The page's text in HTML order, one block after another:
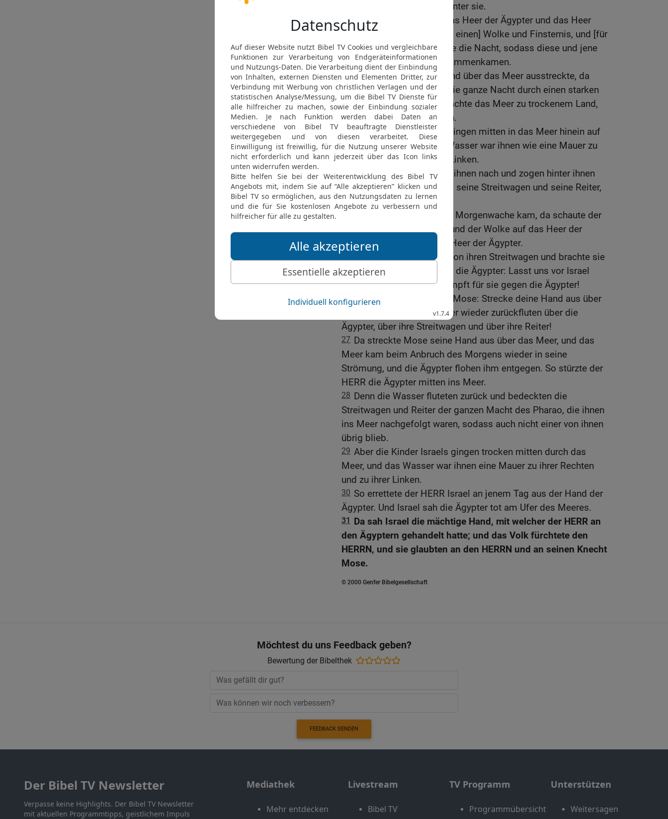
machte sich auf und trat hinter sie.
20 So kam sie zwischen das Heer der Ägypter und das Heer
Israels; und sie war [für die einen] Wolke und Finsternis, und [für
die anderen] erleuchtete sie die Nacht, sodass diese und jene
die ganze Nacht nicht zusammenkamen.
21 Als nun Mose seine Hand über das Meer ausstreckte, da
trieb der HERR das Meer die ganze Nacht durch einen starken
Ostwind hinweg; und er machte das Meer zu trockenem Land,
und die Wasser teilten sich.
22 Und die Kinder Israels gingen mitten in das Meer hinein auf
dem Trockenen, und das Wasser war ihnen wie eine Mauer zu
ihrer Rechten und zu ihrer Linken.
Die Ägypter aber jagten ihnen nach und zogen hinter ihnen
her, alle Rosse des Pharao, seine Streitwagen und seine Reiter,
mitten ins Meer.
Und es geschah, als die Morgenwache kam, da schaute der
HERR aus der Feuersäule und der Wolke auf das Heer der
Ägypter und verwirrte das Heer der Ägypter.
Und er löste die Räder von ihren Streitwagen und brachte sie
ins Gedränge. Da sprachen die Ägypter: Lasst uns vor Israel
fliehen, denn der HERR kämpft für sie gegen die Ägypter!
26
Da sprach der HERR zu Mose: Strecke deine Hand aus über
das Meer, damit die Wasser wieder zurückfluten über die
Ägypter, über ihre Streitwagen und über ihre Reiter!
27 Da streckte Mose seine Hand aus über das Meer, und das
Meer kam beim Anbruch des Morgens wieder in seine
Strömung, und die Ägypter flohen ihm entgegen. So stürzte der
HERR die Ägypter mitten ins Meer.
28 Denn die Wasser fluteten zurück und bedeckten die
Streitwagen und Reiter der ganzen Macht des Pharao, die ihnen
ins Meer nachgefolgt waren, sodass auch nicht einer von ihnen
übrig blieb.
29 Aber die Kinder Israels gingen trocken mitten durch das
Meer, und das Wasser war ihnen eine Mauer zu ihrer Rechten
und zu ihrer Linken.
30 So errettete der HERR Israel an jenem Tag aus der Hand der
Ägypter. Und Israel sah die Ägypter tot am Ufer des Meeres.
31
Da sah Israel die mächtige Hand, mit welcher der HERR an
den Ägyptern gehandelt hatte; und das Volk fürchtete den
HERRN, und sie glaubten an den HERRN und an seinen Knecht
Mose.
© 2000 Genfer Bibelgesellschaft
Möchtest du uns Feedback geben?
Bewertung der Bibelthek
FEEDBACK SENDEN
Der Bibel TV Newsletter
Verpasse keine Highlights. Der Bibel TV Newsletter
mit aktuellen Programmtipps, geistlichem Impuls
Mediathek
Mehr entdecken
Livestream
Bibel TV
TV Programm
Programmübersicht
Unterstützen
Weitersagen